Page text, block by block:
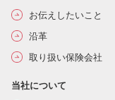
お伝えしたいこと
沿革
取り扱い保険会社
当社について